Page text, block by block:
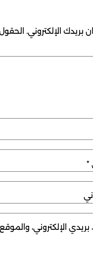
بريدك الإلكتروني.
*
الإلكتروني،